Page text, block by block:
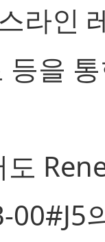
라인
등을
00#J5